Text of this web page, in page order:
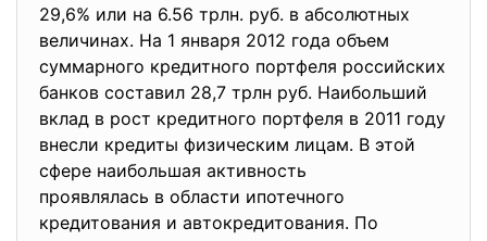
29,6% или на 6.56 трлн. руб. в абсолютных
величинах. На 1 января 2012 года объем
суммарного кредитного портфеля российских
банков составил 28,7 трлн руб. Наибольший
вклад в рост кредитного портфеля в 2011 году
внесли кредиты физическим лицам. В этой
сфере наибольшая активность
проявлялась в области ипотечного
кредитования и автокредитования. По